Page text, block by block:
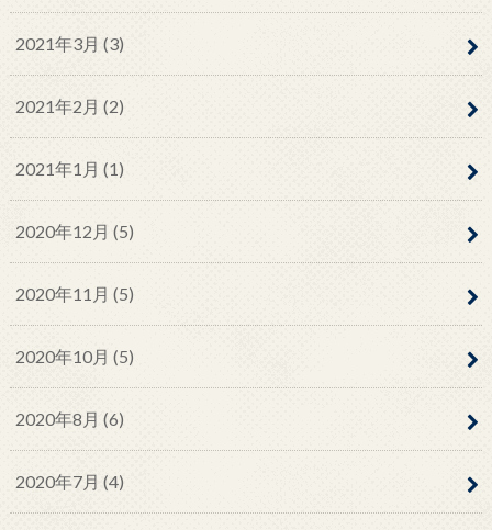
2021年3月 (3)
2021年2月 (2)
2021年1月 (1)
2020年12月 (5)
2020年11月 (5)
2020年10月 (5)
2020年8月 (6)
2020年7月 (4)